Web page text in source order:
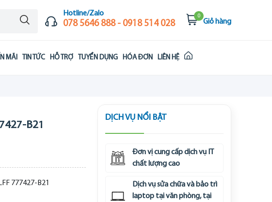
Hotline/Zalo
078 5646 888 - 0918 514 028
0
Giỏ hàng
MÃI TIN TỨC HỖ TRỢ TUYỂN DỤNG HÓA ĐƠN LIÊN HỆ
B21
777427-B21
DỊCH VỤ NỔI BẬT
Đơn vị cung cấp dịch vụ IT
chất lượng cao
Dịch vụ sửa chữa và bảo trì
laptop tại văn phòng, tại